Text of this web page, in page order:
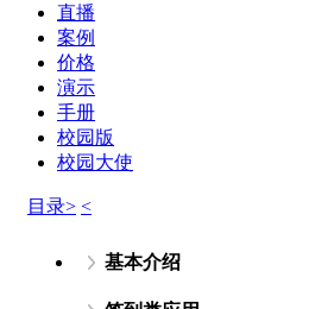
直播
案例
价格
演示
手册
校园版
校园大使
目录> <
基本介绍